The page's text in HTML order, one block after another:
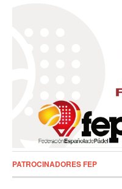
PATROCINADORES FEP